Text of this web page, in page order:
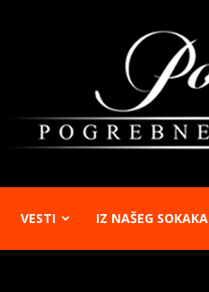
VESTI IZ NAŠEG SOKAKA